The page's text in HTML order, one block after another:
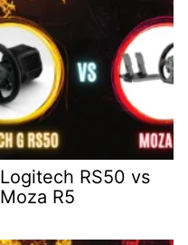
Logitech RS50 vs
Moza R5